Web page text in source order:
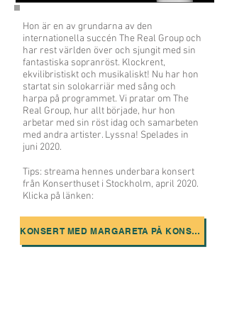
Hon är en av grundarna av den
internationella succén The Real Group och
har rest världen över och sjungit med sin
fantastiska sopranröst. Klockrent,
ekvilibristiskt och musikaliskt! Nu har hon
startat sin solokarriär med sång och
harpa på programmet. Vi pratar om The
Real Group, hur allt började, hur hon
arbetar med sin röst idag och samarbeten
med andra artister. Lyssna! Spelades in
juni 2020.
Tips: streama hennes underbara konsert
från Konserthuset i Stockholm, april 2020.
Klicka på länken:
KONSERT MED MARGARETA PÅ KONSERTHUSET I STOCKHOLM